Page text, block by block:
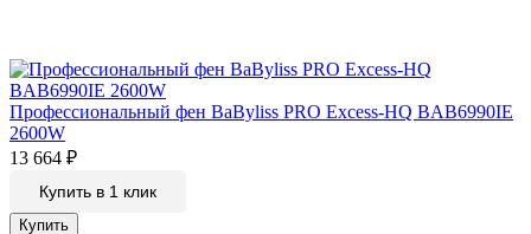
Профессиональный фен BaByliss PRO Excess-HQ BAB6990IE
2600W
13 664 ₽
Купить в 1 клик